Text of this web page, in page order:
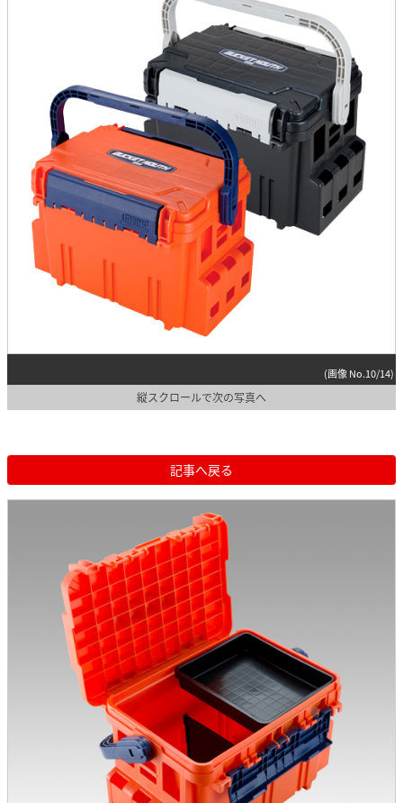
(画像 No.10/14)
縦スクロールで次の写真へ
記事へ戻る